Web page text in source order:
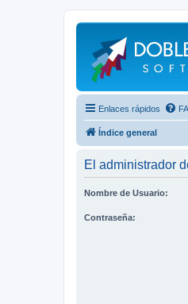
Enlaces rápidos
Índice general
El administrador
Nombre de Usuario:
Contraseña: